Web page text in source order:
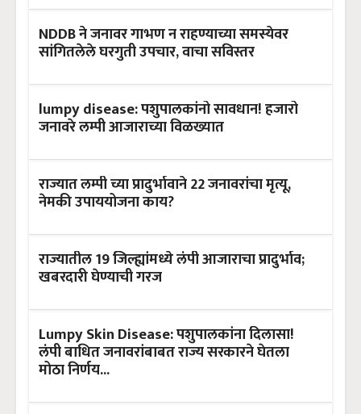
NDDB ने जनावर गाभण न राहण्याच्या समस्येवर
सांगितलेले घरगुती उपचार, वाचा सविस्तर
lumpy disease: पशुपालकांनो सावधान! हजारो
जनावरे लम्पी आजाराच्या विळख्यात
राज्यात लम्पी च्या प्रादुर्भावाने 22 जनावरांचा मृत्यू,
नेमकी उपाययोजना काय?
राज्यातील 19 जिल्ह्यांमध्ये लंपी आजाराचा प्रादुर्भाव;
खबरदारी घेण्याची गरज
Lumpy Skin Disease: पशुपालकांना दिलासा!
लंपी बाधित जनावरांबाबत राज्य सरकारने घेतला
मोठा निर्णय...